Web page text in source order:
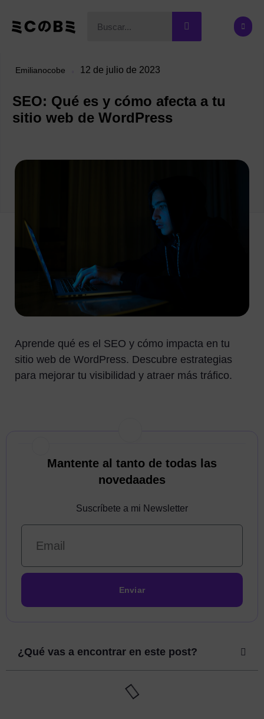
Emilianocobe 12 de julio de 2023
SEO: Qué es y cómo afecta a tu
sitio web de WordPress
Aprende qué es el SEO y cómo impacta en tu
sitio web de WordPress. Descubre estrategias
para mejorar tu visibilidad y atraer más tráfico.
Mantente al tanto de todas las
novedaades
Suscríbete a mi Newsletter
Enviar
¿Qué vas a encontrar en este post?